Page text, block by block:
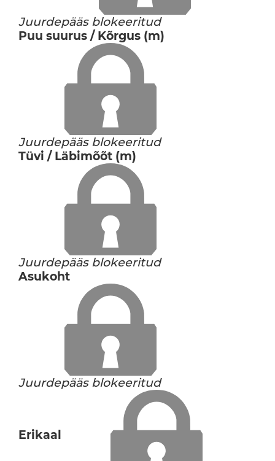
Juurdepääs blokeeritud
Puu suurus / Kõrgus (m)
Juurdepääs blokeeritud
Tüvi / Läbimõõt (m)
Juurdepääs blokeeritud
Asukoht
Juurdepääs blokeeritud
Erikaal